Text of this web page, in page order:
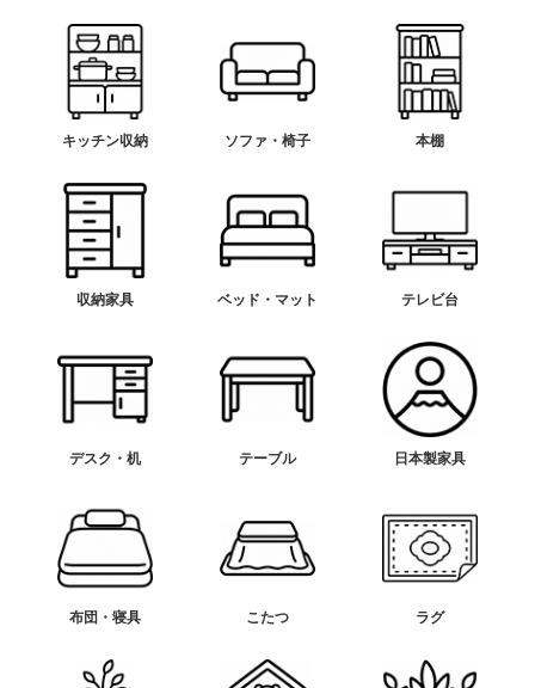
キッチン収納 ソファ・椅子 本棚
収納家具 ベッド・マット テレビ台
デスク・机 テーブル 日本製家具
布団・寝具 こたつ ラグ